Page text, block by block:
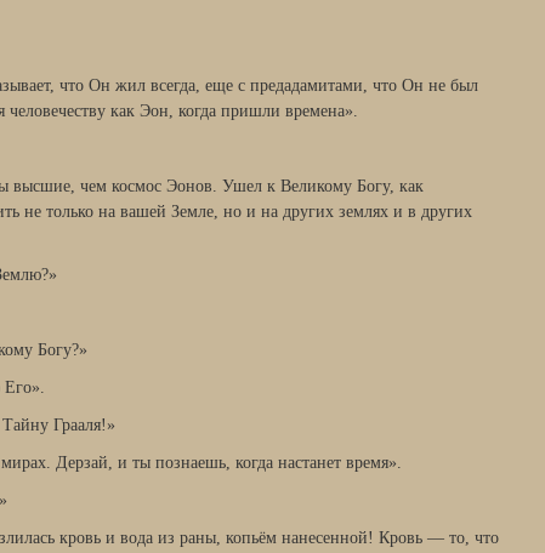
что Он жил всегда, еще с предадамитами, что Он не был
человечеству как Эон, когда пришли времена».
высшие, чем космос Эонов. Ушел к Великому Богу, как
не только на вашей Земле, но и на других землях и в других
Богу?»
Его».
Грааля!»
Дерзай, и ты познаешь, когда настанет время».
кровь и вода из раны, копьём нанесенной! Кровь — то, что